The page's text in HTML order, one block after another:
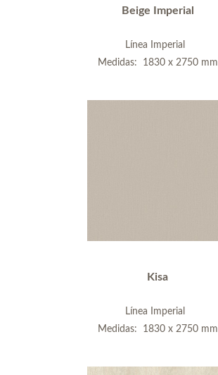
Beige Imperial
Línea Imperial
Medidas: 1830 x 2750 mm
Kisa
Línea Imperial
Medidas: 1830 x 2750 mm